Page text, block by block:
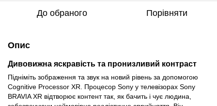
До обраного Порівняти
Опис
Дивовижна яскравість та пронизливий контраст
Підніміть зображення та звук на новий рівень за допомогою
Cognitive Processor XR. Процесор Sony у телевізорах Sony
BRAVIA XR відтворює контент так, як бачить і чує людина,